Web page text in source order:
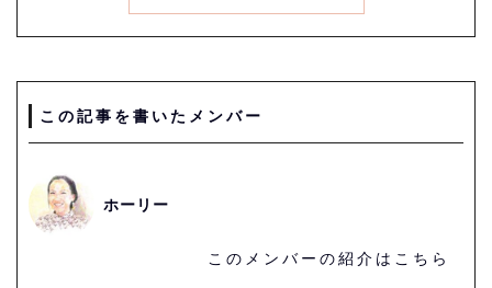
この記事を書いたメンバー
ホーリー
このメンバーの紹介はこちら